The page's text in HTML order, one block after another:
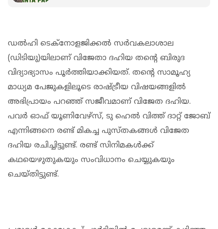
ഡല്‍ഹി ടെക്‌നോളജിക്കല്‍ സര്‍വകലാശാല
(ഡിടിയു)യിലാണ് വിജേതാ ദഹിയ തന്റെ ബിരുദ
വിദ്യാഭ്യാസം പൂര്‍ത്തിയാക്കിയത്. തന്റെ സാമൂഹ്യ
മാധ്യമ പേജുകളിലൂടെ രാഷ്ട്രീയ വിഷയങ്ങളില്‍
അഭിപ്രായം പറഞ്ഞ് സജീവമാണ് വിജേത ദഹിയ.
പവര്‍ ഓഫ് യൂണിവേഴ്‌സ്, ടു ഹെല്‍ വിത്ത് ദാറ്റ് ജോബ്
എന്നിങ്ങനെ രണ്ട് മികച്ച പുസ്തകങ്ങള്‍ വിജേത
ദഹിയ രചിച്ചിട്ടുണ്ട്. രണ്ട് സിനിമകള്‍ക്ക്
കഥയെഴുതുകയും സംവിധാനം ചെയ്യുകയും
ചെയ്തിട്ടുണ്ട്.